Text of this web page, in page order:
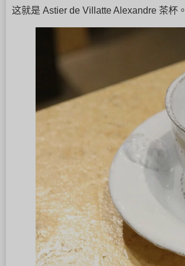
这就是 Astier de Villatte Alexandre 茶杯。